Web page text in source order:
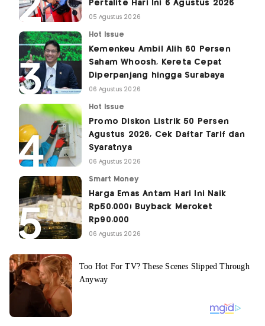
Pertalite Hari Ini 6 Agustus 2026
05 Agustus 2026
Hot Issue
Kemenkeu Ambil Alih 60 Persen
Saham Whoosh, Kereta Cepat
Diperpanjang hingga Surabaya
06 Agustus 2026
Hot Issue
Promo Diskon Listrik 50 Persen
Agustus 2026, Cek Daftar Tarif dan
Syaratnya
06 Agustus 2026
Smart Money
Harga Emas Antam Hari Ini Naik
Rp50.000! Buyback Meroket
Rp90.000
06 Agustus 2026